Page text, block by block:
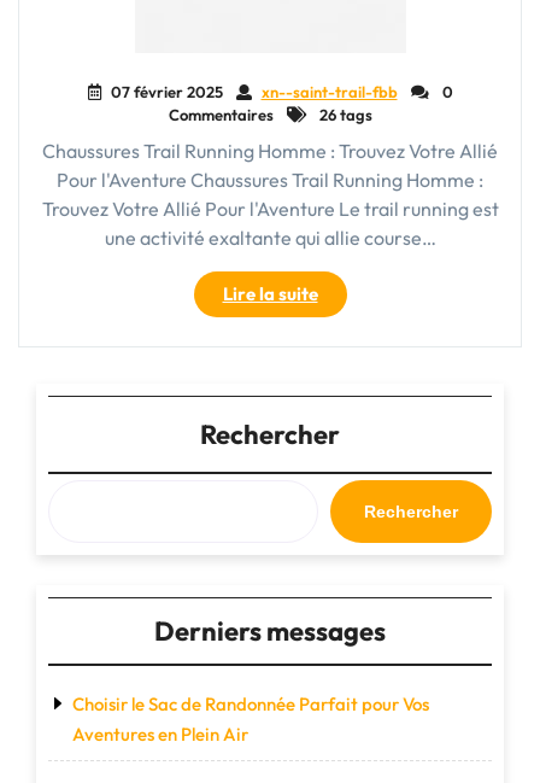
07 février 2025 xn--saint-trail-fbb
0
Commentaires
26 tags
Chaussures Trail Running Homme : Trouvez Votre Allié
Pour l'Aventure Chaussures Trail Running Homme :
Trouvez Votre Allié Pour l'Aventure Le trail running est
une activité exaltante qui allie course…
Lire la suite"Trouvez
Votre
Allié
l’Aventure
:
Chaussures
Trail
Running
Homme"
Rechercher
Rechercher
Derniers messages
Choisir le Sac de Randonnée Parfait pour Vos
Aventures en Plein Air